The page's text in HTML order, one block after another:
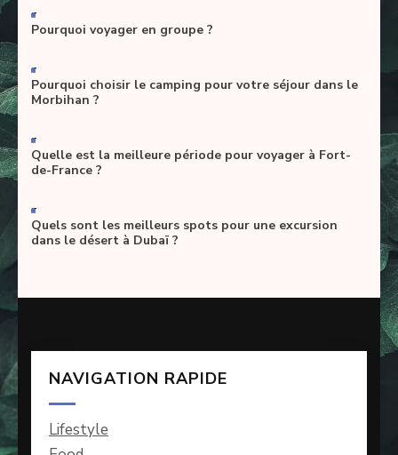
-
Pourquoi voyager en groupe ?
-
Pourquoi choisir le camping pour votre séjour dans le
Morbihan ?
-
Quelle est la meilleure période pour voyager à Fort-
de-France ?
-
Quels sont les meilleurs spots pour une excursion
dans le désert à Dubaï ?
NAVIGATION RAPIDE
Lifestyle